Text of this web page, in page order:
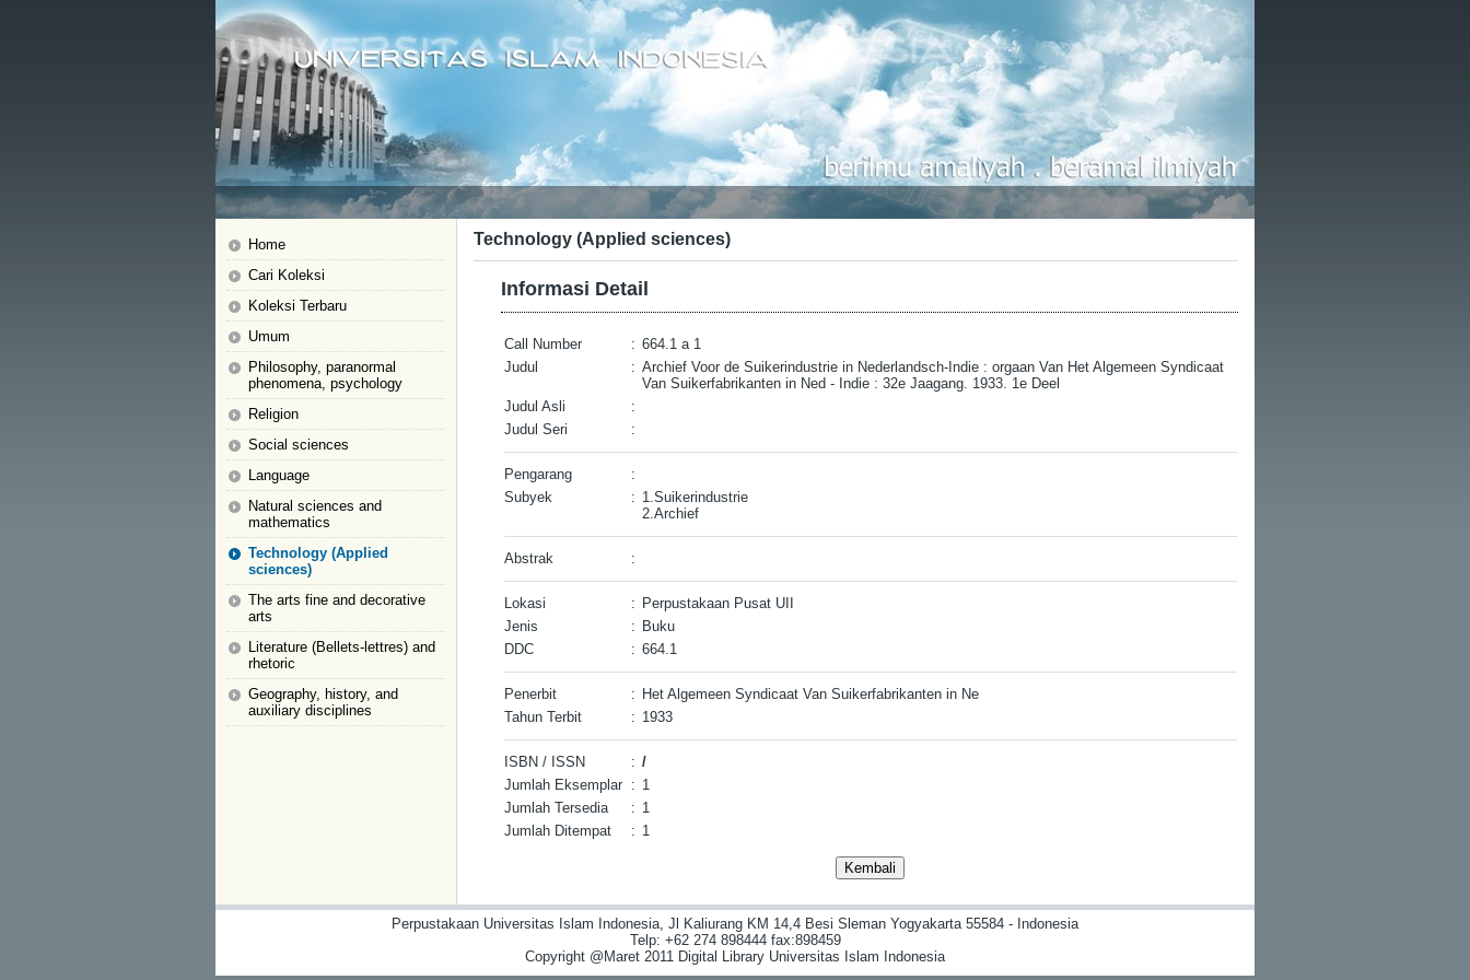
Home
Cari Koleksi
Koleksi Terbaru
Umum
Philosophy, paranormal
phenomena, psychology
Religion
Social sciences
Language
Natural sciences and
mathematics
Technology (Applied
sciences)
The arts fine and decorative
arts
Literature (Bellets-lettres) and
rhetoric
Geography, history, and
auxiliary disciplines
Technology (Applied sciences)
Informasi Detail
Call Number : 664.1 a 1
Judul
: Archief Voor de Suikerindustrie in Nederlandsch-Indie : orgaan Van Het Algemeen Syndicaat
Van Suikerfabrikanten in Ned - Indie : 32e Jaagang. 1933. 1e Deel
Judul Asli
:
Judul Seri
:
Pengarang
:
Subyek
: 1.Suikerindustrie
2.Archief
Abstrak :
Lokasi : Perpustakaan Pusat UII
Jenis
: Buku
DDC
: 664.1
Penerbit : Het Algemeen Syndicaat Van Suikerfabrikanten in Ne
Tahun Terbit
: 1933
ISBN / ISSN : /
Jumlah Eksemplar : 1
Jumlah Tersedia
: 1
Jumlah Ditempat
: 1
Perpustakaan Universitas Islam Indonesia, Jl Kaliurang KM 14,4 Besi Sleman Yogyakarta 55584 - Indonesia
Telp: +62 274 898444 fax:898459
Copyright @Maret 2011 Digital Library Universitas Islam Indonesia